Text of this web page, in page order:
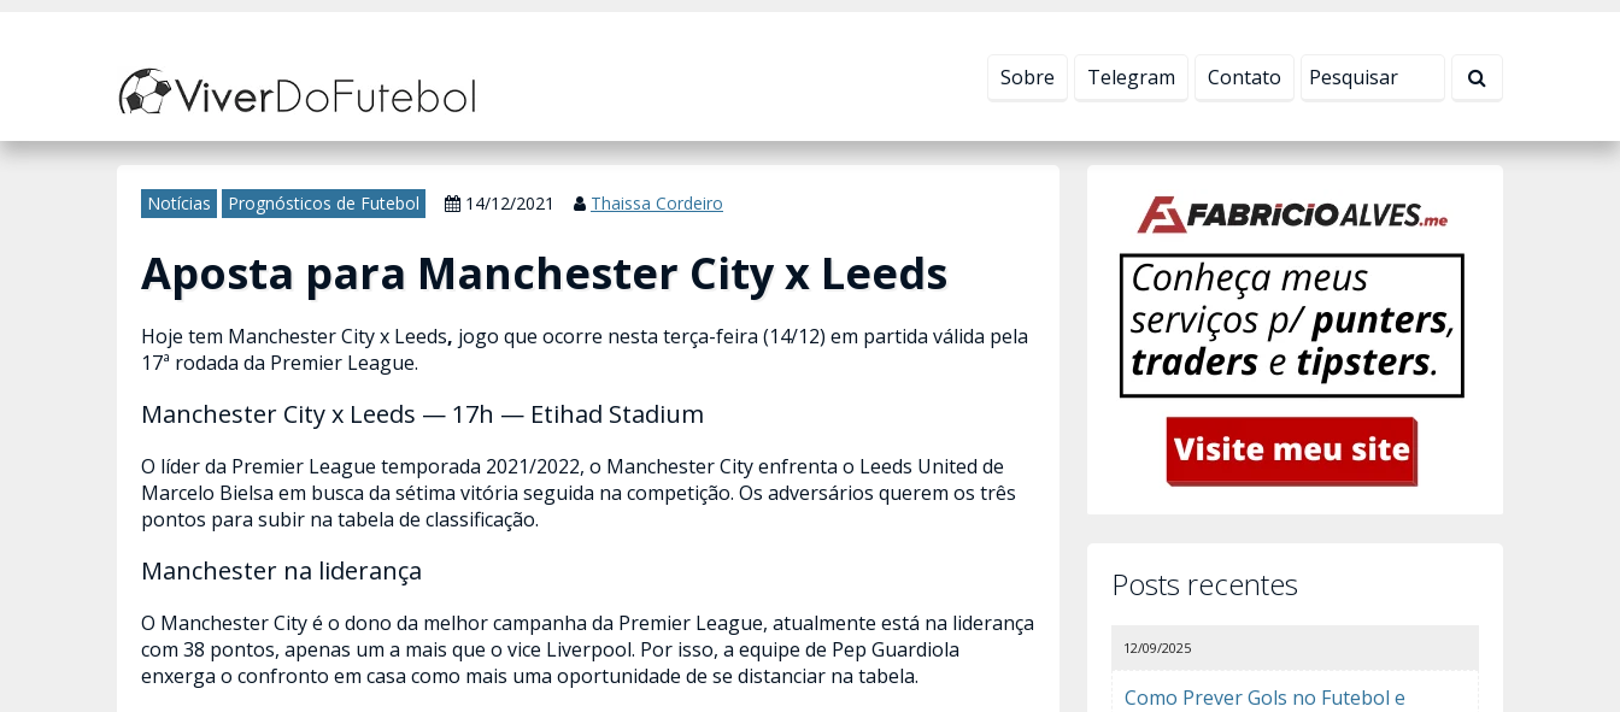
Sobre Telegram Contato
Notícias Prognósticos de Futebol 14/12/2021 Thaissa Cordeiro
Aposta para Manchester City x Leeds
Hoje tem Manchester City x Leeds, jogo que ocorre nesta terça-feira (14/12) em partida válida pela
17ª rodada da Premier League.
Manchester City x Leeds — 17h — Etihad Stadium
O líder da Premier League temporada 2021/2022, o Manchester City enfrenta o Leeds United de
Marcelo Bielsa em busca da sétima vitória seguida na competição. Os adversários querem os três
pontos para subir na tabela de classificação.
Manchester na liderança
O Manchester City é o dono da melhor campanha da Premier League, atualmente está na liderança
com 38 pontos, apenas um a mais que o vice Liverpool. Por isso, a equipe de Pep Guardiola
enxerga o confronto em casa como mais uma oportunidade de se distanciar na tabela.
Posts recentes
Como Prever Gols no Futebol e
12/09/2025